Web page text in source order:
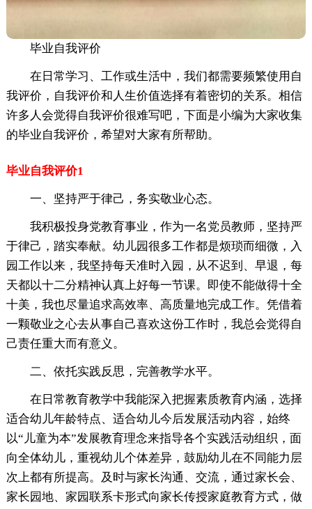
毕业自我评价
在日常学习、工作或生活中，我们都需要频繁使用自
我评价，自我评价和人生价值选择有着密切的关系。相信
许多人会觉得自我评价很难写吧，下面是小编为大家收集
的毕业自我评价，希望对大家有所帮助。
毕业自我评价1
一、坚持严于律己，务实敬业心态。
我积极投身党教育事业，作为一名党员教师，坚持严
于律己，踏实奉献。幼儿园很多工作都是烦琐而细微，入
园工作以来，我坚持每天准时入园，从不迟到、早退，每
天都以十二分精神认真上好每一节课。即使不能做得十全
十美，我也尽量追求高效率、高质量地完成工作。凭借着
一颗敬业之心去从事自己喜欢这份工作时，我总会觉得自
己责任重大而有意义。
二、依托实践反思，完善教学水平。
在日常教育教学中我能深入把握素质教育内涵，选择
适合幼儿年龄特点、适合幼儿今后发展活动内容，始终
以“儿童为本”发展教育理念来指导各个实践活动组织，面
向全体幼儿，重视幼儿个体差异，鼓励幼儿在不同能力层
次上都有所提高。及时与家长沟通、交流，通过家长会、
家长园地、家园联系卡形式向家长传授家庭教育方式，做